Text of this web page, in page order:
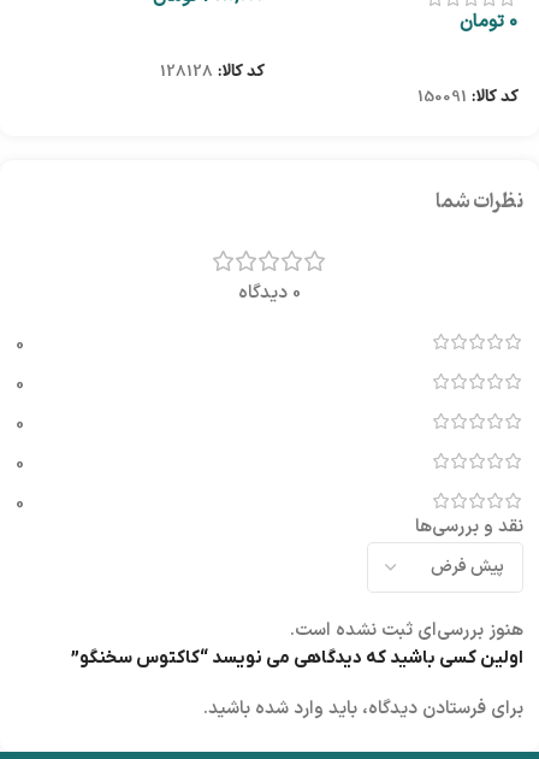
0 تومان
کد کالا: 150091
کد کالا: 128128
نظرات شما
0 دیدگاه
0
0
0
0
0
نقد و بررسی‌ها
هنوز بررسی‌ای ثبت نشده است.
اولین کسی باشید که دیدگاهی می نویسد “کاکتوس سخنگو”
برای فرستادن دیدگاه، باید وارد شده باشید.